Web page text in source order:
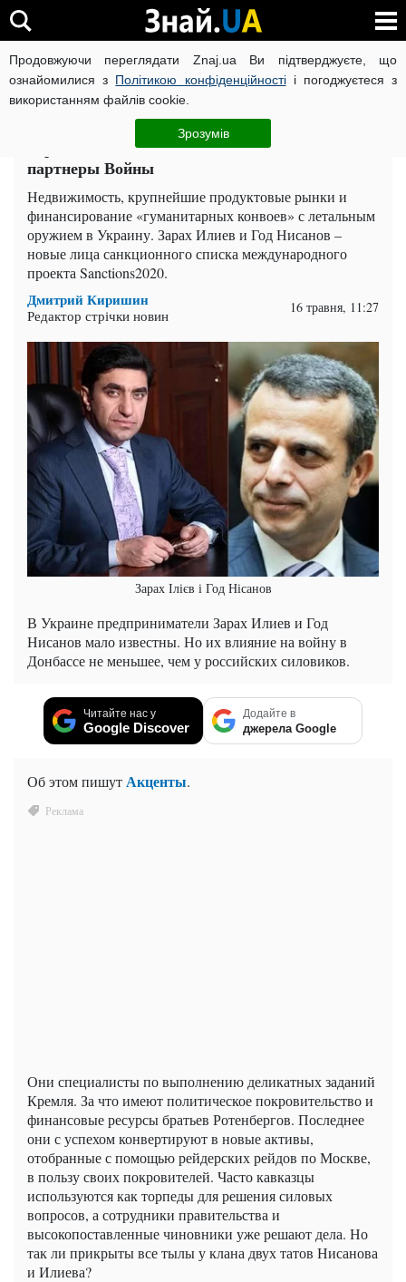
Продовжуючи переглядати Znaj.ua Ви підтверджуєте, що
ознайомилися з Політикою конфіденційностіі погоджуєтеся з
використанням файлів cookie.
Зрозумів
ВІЙНА РОСІЇ ПРОТИ УКРАЇНИ КОРОНАВІРУС В УКРАЇНІ
Компромат ЧИТАТЬ НА РУССКОМ
Зарах Илиев и Год Нисанов: Теневые
партнеры Войны
Недвижимость, крупнейшие продуктовые рынки и
финансирование «гуманитарных конвоев» с летальным
оружием в Украину. Зарах Илиев и Год Нисанов –
новые лица санкционного списка международного
проекта Sanctions2020.
Дмитрий Киришин
Редактор стрічки новин 16 травня, 11:27
Зарах Ілієв і Год Нісанов
В Украине предприниматели Зарах Илиев и Год
Нисанов мало известны. Но их влияние на войну в
Донбассе не меньшее, чем у российских силовиков.
Читайте нас у
Google Discover
Додайте в
джерела Google
Об этом пишутАкценты.
Они специалисты по выполнению деликатных заданий
Кремля. За что имеют политическое покровительство и
финансовые ресурсы братьев Ротенбергов. Последнее
они с успехом конвертируют в новые активы,
отобранные с помощью рейдерских рейдов по Москве,
в пользу своих покровителей. Часто кавказцы
используются как торпеды для решения силовых
вопросов, а сотрудники правительства и
высокопоставленные чиновники уже решают дела. Но
так ли прикрыты все тылы у клана двух татов Нисанова
и Илиева?